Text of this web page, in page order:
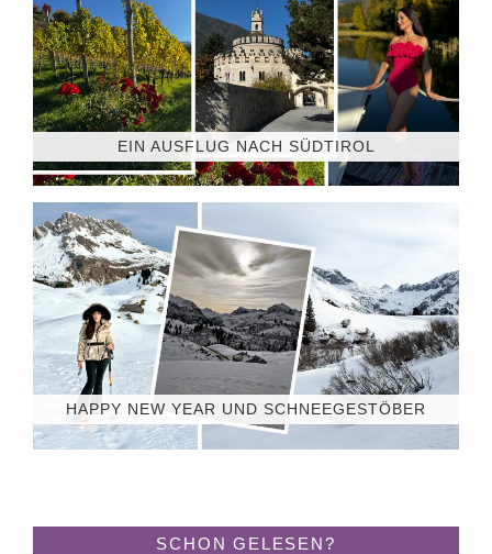
EIN AUSFLUG NACH SÜDTIROL
HAPPY NEW YEAR UND SCHNEEGESTÖBER
SCHON GELESEN?